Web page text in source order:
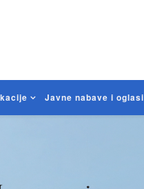
Javne nabave i oglasi